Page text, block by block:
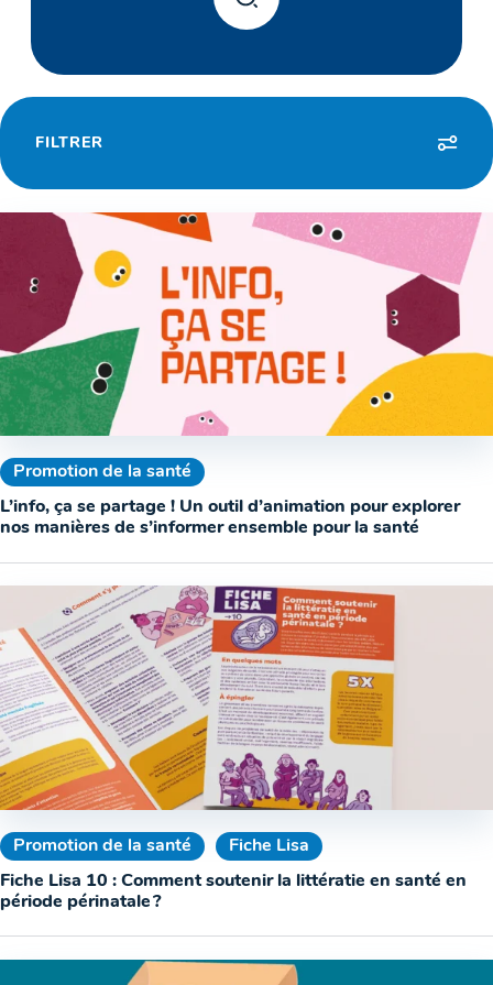
FILTRER
Promotion de la santé
L’info, ça se partage ! Un outil d’animation pour explorer
nos manières de s’informer ensemble pour la santé
Promotion de la santé
Fiche Lisa
Fiche Lisa 10 : Comment soutenir la littératie en santé en
période périnatale ?